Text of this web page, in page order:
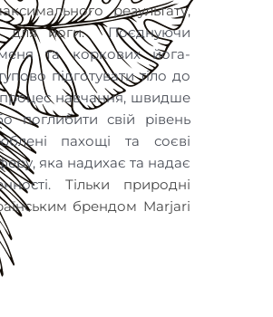
результату,
для йоги.Поєднуючи
та коркових йога-
підготувати тіло до
навчання, швидше
поглибити свій рівень
пахощі та соєві
яка надихає та надає
Тільки природні
брендом Marjari